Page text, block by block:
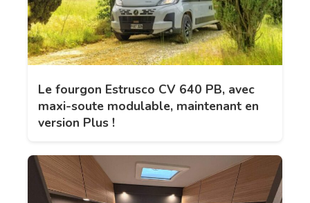
Le fourgon Estrusco CV 640 PB, avec
maxi-soute modulable, maintenant en
version Plus !